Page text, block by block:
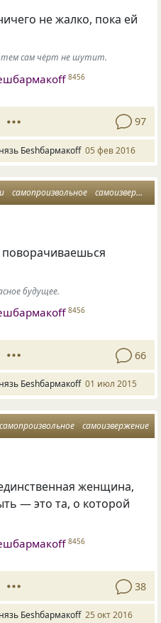
не жалко, пока ей
тем сам чёрт не шутит.
8456
97
Беshбармакоff 05 фев 2016
самопроизвольное самоизвержение
будущее.
8456
66
Беshбармакоff 01 июл 2015
самопроизвольное самоизвержение
женщина,
— это та, о которой
8456
38
Беshбармакоff 25 окт 2016